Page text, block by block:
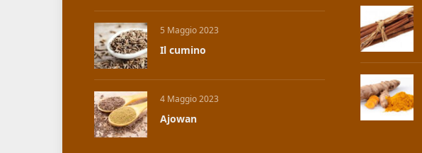
5 Maggio 2023
Il cumino
4 Maggio 2023
Ajowan